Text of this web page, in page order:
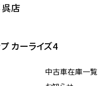
店
カーライズ4
中古車在庫一覧